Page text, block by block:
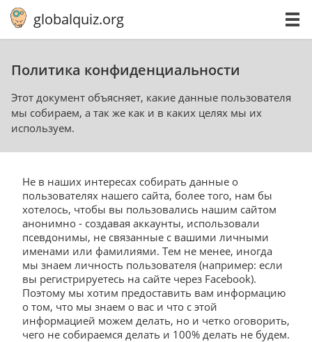
globalquiz.org
Политика конфиденциальности
Этот документ объясняет, какие данные пользователя
мы собираем, а так же как и в каких целях мы их
используем.
Не в наших интересах собирать данные о
пользователях нашего сайта, более того, нам бы
хотелось, чтобы вы пользовались нашим сайтом
анонимно - создавая аккаунты, использовали
псевдонимы, не связанные с вашими личными
именами или фамилиями. Тем не менее, иногда
мы знаем личность пользователя (например: если
вы регистрируетесь на сайте через Facebook).
Поэтому мы хотим предоставить вам информацию
о том, что мы знаем о вас и что с этой
информацией можем делать, но и четко оговорить,
чего не собираемся делать и 100% делать не будем.